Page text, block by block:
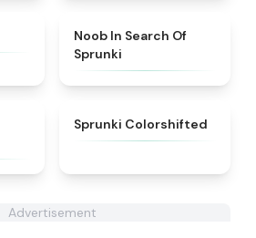
★
Noob In Search Of
Sprunki
★ 4.6
Sprunki Colorshifted
Advertisement